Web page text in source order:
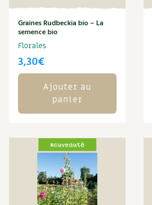
Enfants
Actions pour la planète
Les 4 saisons
Carnets de saison
Compléments
Graines Rudbeckia bio – La
semence bio
Florales
3,30€
Ajouter au
panier